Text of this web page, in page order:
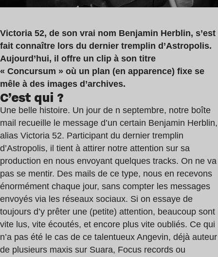
Victoria 52, de son vrai nom Benjamin Herblin, s’est
fait connaître lors du dernier tremplin d’Astropolis.
Aujourd’hui, il offre un clip à son titre
« Concursum » où un plan (en apparence) fixe se
mêle à des images d’archives.
C’est qui ?
Une belle histoire. Un jour de n septembre, notre boîte
mail recueille le message d’un certain Benjamin Herblin,
alias Victoria 52. Participant du dernier tremplin
d’Astropolis, il tient à attirer notre attention sur sa
production en nous envoyant quelques tracks. On ne va
pas se mentir. Des mails de ce type, nous en recevons
énormément chaque jour, sans compter les messages
envoyés via les réseaux sociaux. Si on essaye de
toujours d’y prêter une (petite) attention, beaucoup sont
vite lus, vite écoutés, et encore plus vite oubliés. Ce qui
n’a pas été le cas de ce talentueux Angevin, déjà auteur
de plusieurs maxis sur Suara, Focus records ou